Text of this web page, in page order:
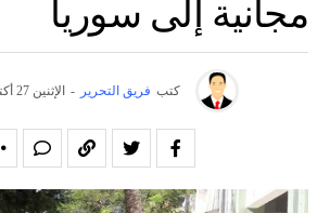
مجانية إلى سوريا
كتب فريق التحرير - الإثنين 27 أكتوبر 1:02 ص